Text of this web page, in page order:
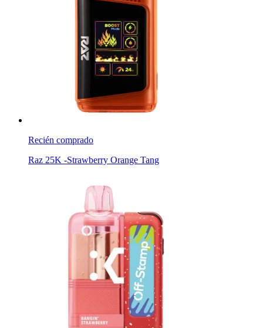
Recién comprado
Raz 25K -Strawberry Orange Tang